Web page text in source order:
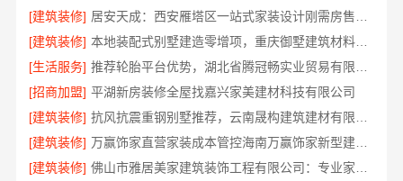
[建筑装修]
[建筑装修]
本地装配式别墅建造零增项，重庆御墅建筑材料有限公司省心建房
[生活服务]
[招商加盟] 平湖新房装修全屋找嘉兴家美建材科技有限公司
[建筑装修]
[建筑装修]
万赢饰家直营家装成本管控海南万赢饰家新型建筑材料有限公司
[建筑装修]